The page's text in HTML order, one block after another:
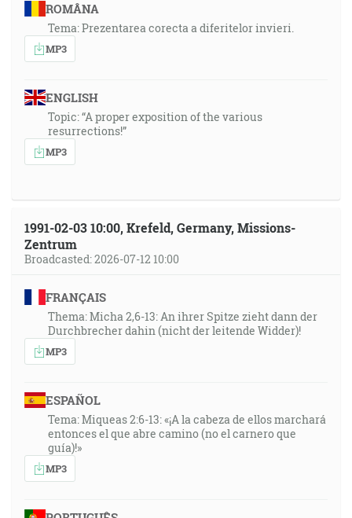
ROMÂNA
Tema: Prezentarea corecta a diferitelor invieri.
MP3
ENGLISH
Topic: “A proper exposition of the various
resurrections!”
MP3
1991-02-03 10:00, Krefeld, Germany, Missions-
Zentrum
Broadcasted: 2026-07-12 10:00
FRANÇAIS
Thema: Micha 2,6-13: An ihrer Spitze zieht dann der
Durchbrecher dahin (nicht der leitende Widder)!
MP3
ESPAÑOL
Tema: Miqueas 2:6-13: «¡A la cabeza de ellos marchará
entonces el que abre camino (no el carnero que
guía)!»
MP3